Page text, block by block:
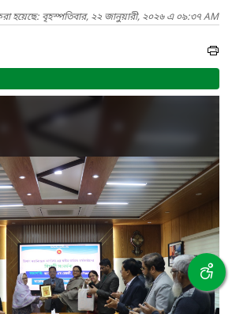
হয়েছে: বৃহস্পতিবার, ২২ জানুয়ারী, ২০২৬ এ ০৯:৩৭ AM
❯